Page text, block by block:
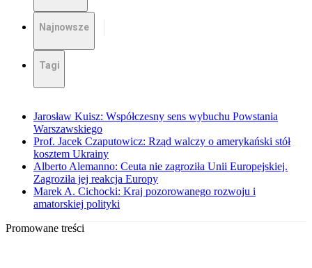
Najnowsze
Tagi
Jarosław Kuisz: Współczesny sens wybuchu Powstania
Warszawskiego
Prof. Jacek Czaputowicz: Rząd walczy o amerykański stół
kosztem Ukrainy
Alberto Alemanno: Ceuta nie zagroziła Unii Europejskiej.
Zagroziła jej reakcja Europy
Marek A. Cichocki: Kraj pozorowanego rozwoju i
amatorskiej polityki
Promowane treści